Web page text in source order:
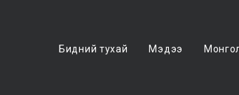
Бидний тухай Мэдээ